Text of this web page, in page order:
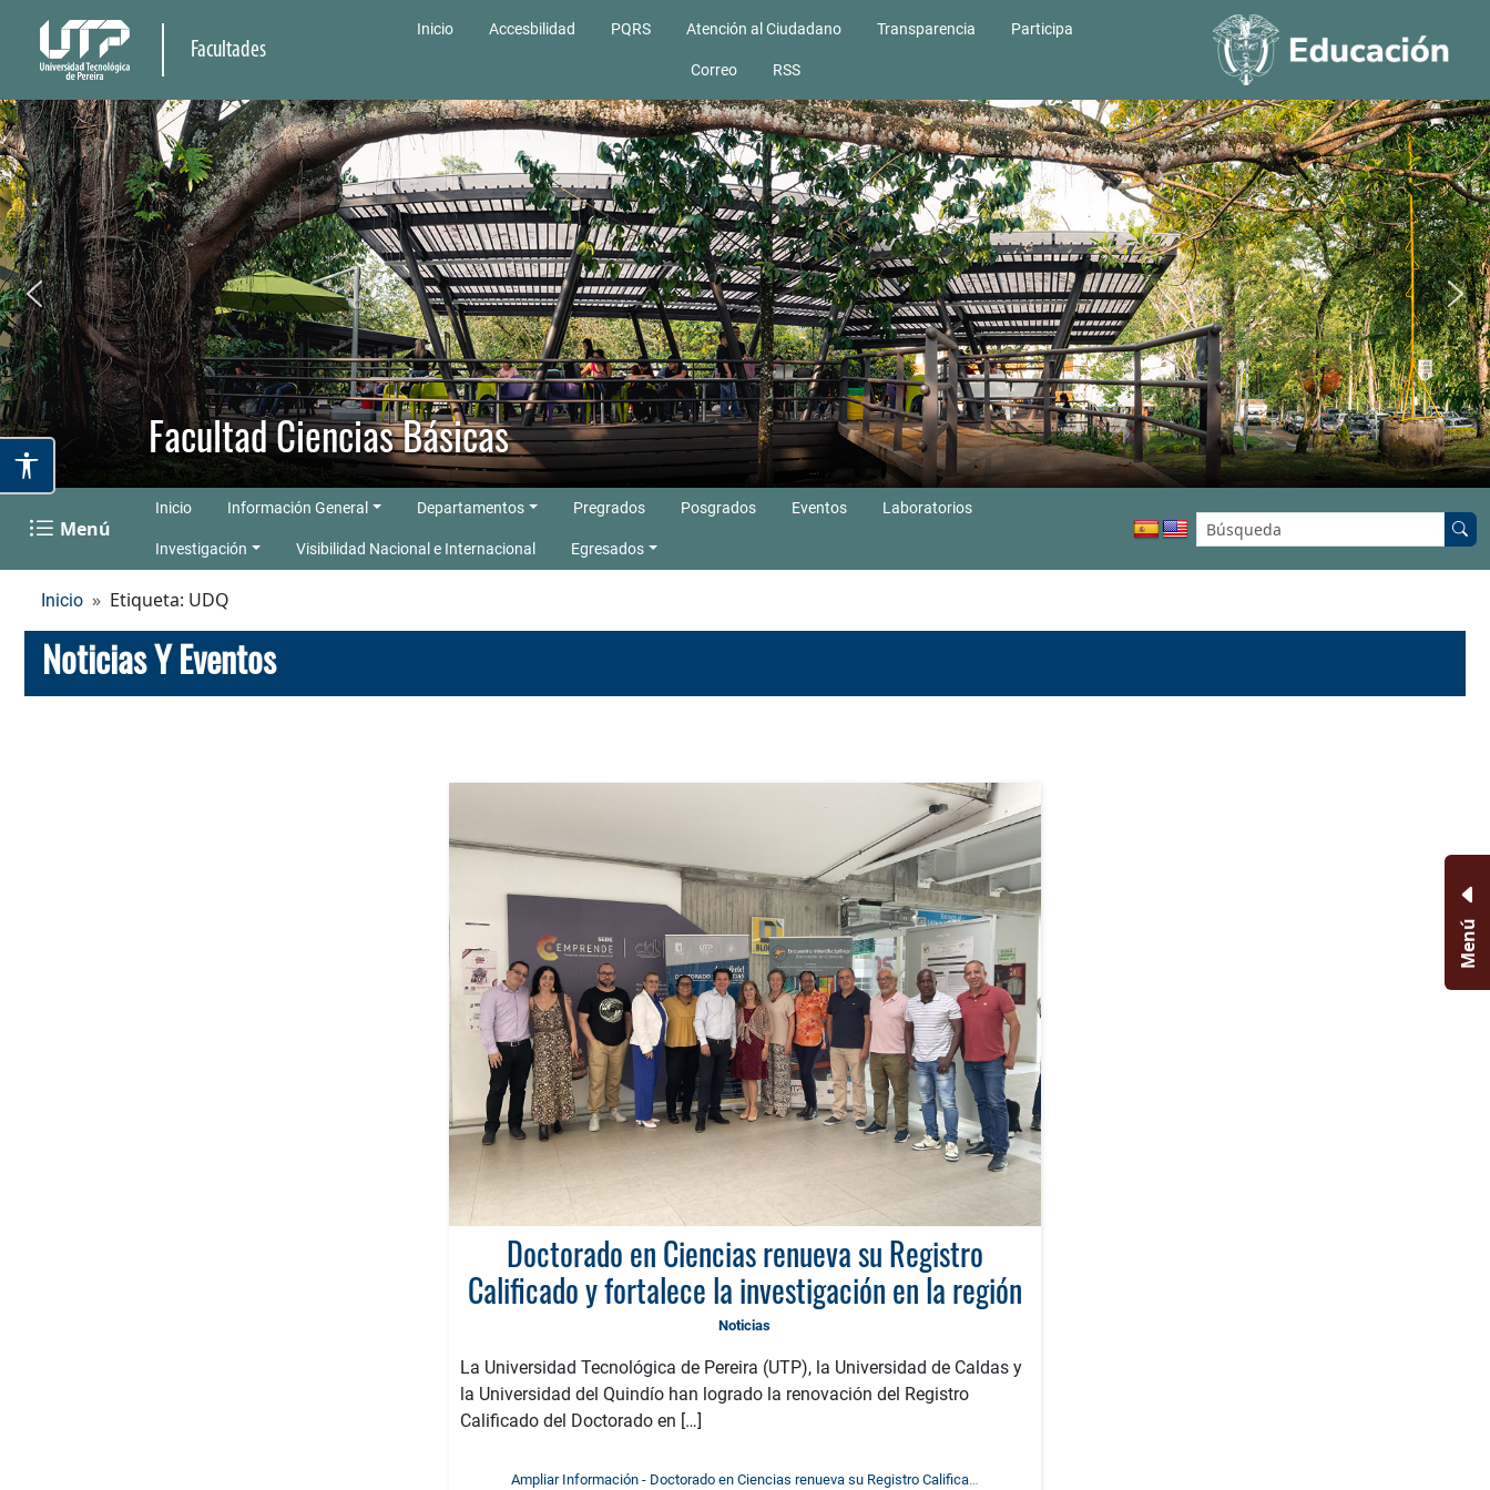
Facultades
Inicio Accesbilidad PQRS Atención al Ciudadano Transparencia Participa
Correo RSS
Facultad Ciencias Básicas
Menú
Inicio Información General Departamentos Pregrados Posgrados Eventos Laboratorios
Investigación Visibilidad Nacional e Internacional Egresados
Buscar en el sitio:
Inicio Etiqueta: UDQ
Noticias Y Eventos
Doctorado en Ciencias renueva su Registro
Calificado y fortalece la investigación en la región
Noticias
La Universidad Tecnológica de Pereira (UTP), la Universidad de Caldas y
la Universidad del Quindío han logrado la renovación del Registro
Calificado del Doctorado en […]
Ampliar Información - Doctorado en Ciencias renueva su Registro Calificado
Menú